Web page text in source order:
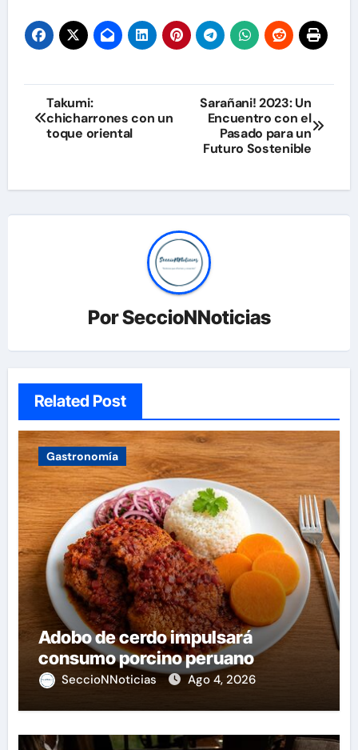
Navegación
de
Takumi:
chicharrones con un
toque oriental
Sarañani! 2023: Un
Encuentro con el
Pasado para un
Futuro Sostenible
PorSeccioNNoticias
Related Post
Gastronomía
Adobo de cerdo impulsará
consumo porcino peruano
SeccioNNoticias Ago 4, 2026